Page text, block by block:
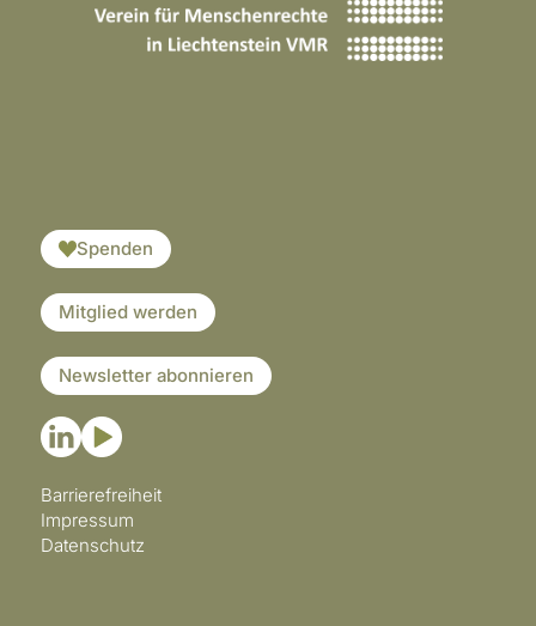
Spenden
Mitglied werden
Newsletter abonnieren
Barrierefreiheit
Impressum
Datenschutz